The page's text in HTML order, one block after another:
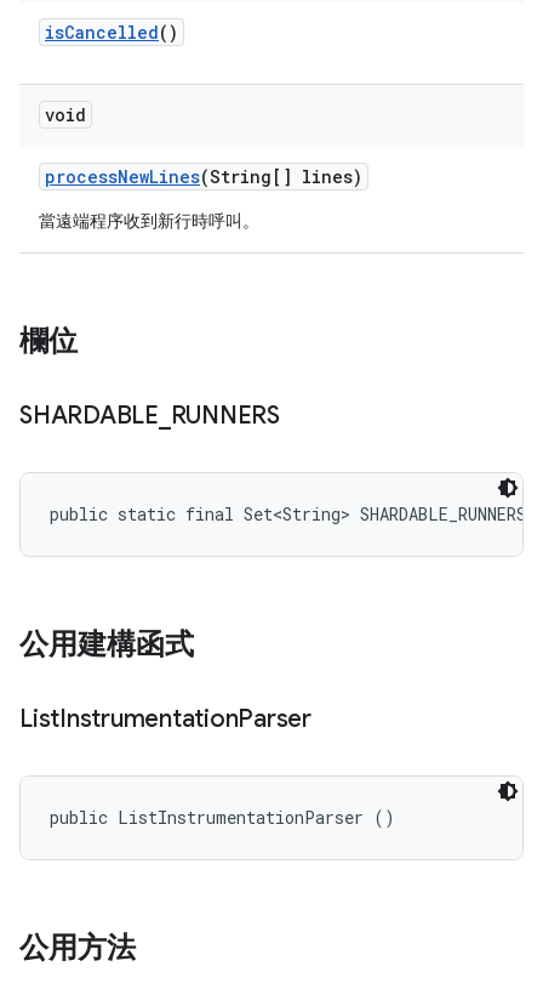
isCancelled()
void
processNewLines(String[] lines)
當遠端程序收到新行時呼叫。
欄位
SHARDABLE RUNNERS
public static final Set<String> SHARDABLE_RUNNERS
公用建構函式
ListInstrumentationParser
public ListInstrumentationParser ()
公用方法